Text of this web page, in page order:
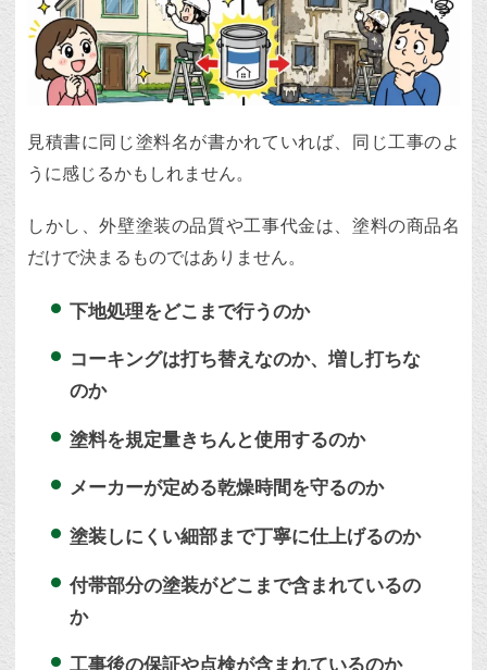
見積書に同じ塗料名が書かれていれば、同じ工事のよ
うに感じるかもしれません。
しかし、外壁塗装の品質や工事代金は、塗料の商品名
だけで決まるものではありません。
下地処理をどこまで行うのか
コーキングは打ち替えなのか、増し打ちな
のか
塗料を規定量きちんと使用するのか
メーカーが定める乾燥時間を守るのか
塗装しにくい細部まで丁寧に仕上げるのか
付帯部分の塗装がどこまで含まれているの
か
工事後の保証や点検が含まれているのか